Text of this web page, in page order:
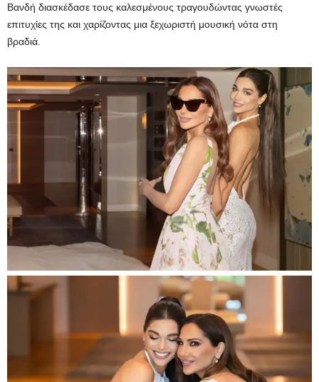
Βανδή διασκέδασε τους καλεσμένους τραγουδώντας γνωστές
επιτυχίες της και χαρίζοντας μια ξεχωριστή μουσική νότα στη
βραδιά.